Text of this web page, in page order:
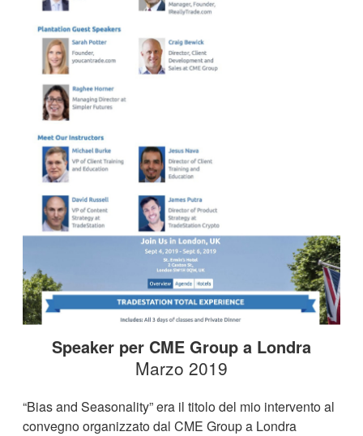
Speaker per CME Group a Londra
Marzo 2019
“Bias and Seasonality” era il titolo del mio intervento al
convegno organizzato dal CME Group a Londra